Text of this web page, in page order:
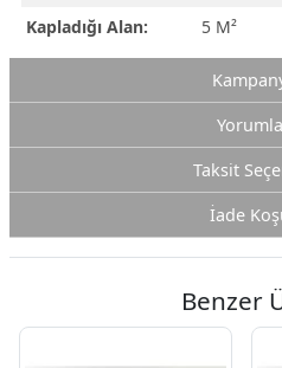
Kapladığı Alan:
5 M²
Taksit
İade
Benzer